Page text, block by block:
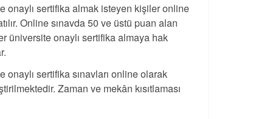
onaylı sertifika almak isteyen kişiler online
Online sınavda 50 ve üstü puan alan
üniversite onaylı sertifika almaya hak
onaylı sertifika sınavları online olarak
Zaman ve mekân kısıtlaması